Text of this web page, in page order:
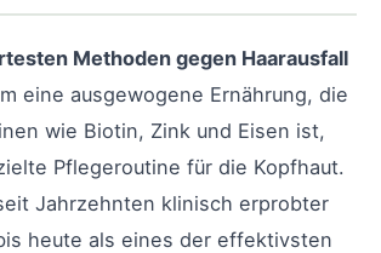
Methoden gegen Haarausfall
eine ausgewogene Ernährung, die
wie Biotin, Zink und Eisen ist,
Pflegeroutine für die Kopfhaut.
Jahrzehnten klinisch erprobter
heute als eines der effektivsten